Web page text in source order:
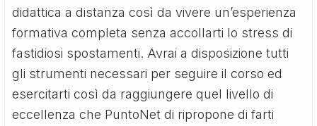
didattica a distanza così da vivere un’esperienza
formativa completa senza accollarti lo stress di
fastidiosi spostamenti. Avrai a disposizione tutti
gli strumenti necessari per seguire il corso ed
esercitarti così da raggiungere quel livello di
eccellenza che PuntoNet di ripropone di farti